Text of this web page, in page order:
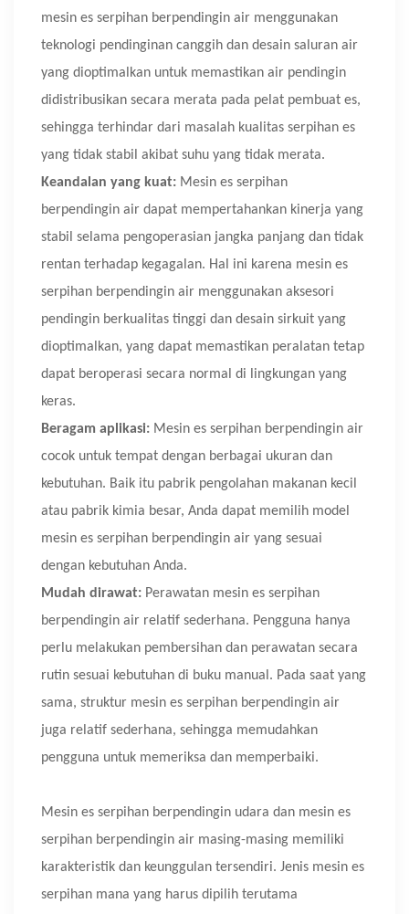
mesin es serpihan berpendingin air menggunakan
teknologi pendinginan canggih dan desain saluran air
yang dioptimalkan untuk memastikan air pendingin
didistribusikan secara merata pada pelat pembuat es,
sehingga terhindar dari masalah kualitas serpihan es
yang tidak stabil akibat suhu yang tidak merata.
Keandalan yang kuat: Mesin es serpihan
berpendingin air dapat mempertahankan kinerja yang
stabil selama pengoperasian jangka panjang dan tidak
rentan terhadap kegagalan. Hal ini karena mesin es
serpihan berpendingin air menggunakan aksesori
pendingin berkualitas tinggi dan desain sirkuit yang
dioptimalkan, yang dapat memastikan peralatan tetap
dapat beroperasi secara normal di lingkungan yang
keras.
Beragam aplikasi: Mesin es serpihan berpendingin air
cocok untuk tempat dengan berbagai ukuran dan
kebutuhan. Baik itu pabrik pengolahan makanan kecil
atau pabrik kimia besar, Anda dapat memilih model
mesin es serpihan berpendingin air yang sesuai
dengan kebutuhan Anda.
Mudah dirawat: Perawatan mesin es serpihan
berpendingin air relatif sederhana. Pengguna hanya
perlu melakukan pembersihan dan perawatan secara
rutin sesuai kebutuhan di buku manual. Pada saat yang
sama, struktur mesin es serpihan berpendingin air
juga relatif sederhana, sehingga memudahkan
pengguna untuk memeriksa dan memperbaiki.
Mesin es serpihan berpendingin udara dan mesin es
serpihan berpendingin air masing-masing memiliki
karakteristik dan keunggulan tersendiri. Jenis mesin es
serpihan mana yang harus dipilih terutama